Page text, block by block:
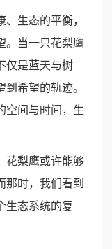
生态的平衡，
。当一只花梨鹰
仅是蓝天与树
希望的轨迹。
空间与时间，生
花梨鹰或许能够
那时，我们看到
生态系统的复